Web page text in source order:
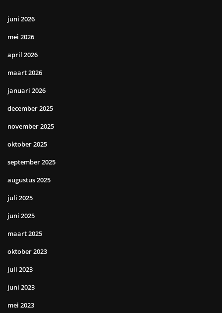
juni 2026
mei 2026
april 2026
maart 2026
januari 2026
december 2025
november 2025
oktober 2025
september 2025
augustus 2025
juli 2025
juni 2025
maart 2025
oktober 2023
juli 2023
juni 2023
mei 2023